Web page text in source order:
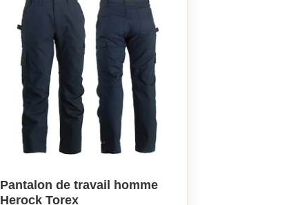
Pantalon de travail homme
Herock Torex